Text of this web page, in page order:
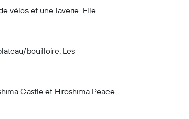
vélos et une laverie. Elle
bouilloire. Les
Castle et Hiroshima Peace